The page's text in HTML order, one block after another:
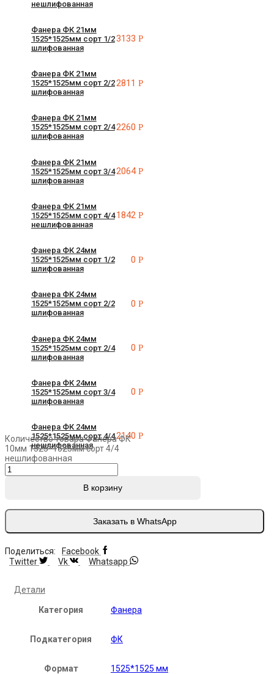
нешлифованная
Фанера ФК 21мм
1525*1525мм сорт 1/2
шлифованная
3133Р
Фанера ФК 21мм
1525*1525мм сорт 2/2
шлифованная
2811Р
Фанера ФК 21мм
1525*1525мм сорт 2/4
шлифованная
2260Р
Фанера ФК 21мм
1525*1525мм сорт 3/4
шлифованная
2064Р
Фанера ФК 21мм
1525*1525мм сорт 4/4
нешлифованная
1842Р
Фанера ФК 24мм
1525*1525мм сорт 1/2
шлифованная
0Р
Фанера ФК 24мм
1525*1525мм сорт 2/2
шлифованная
0Р
Фанера ФК 24мм
1525*1525мм сорт 2/4
шлифованная
0Р
Фанера ФК 24мм
1525*1525мм сорт 3/4
шлифованная
0Р
Фанера ФК 24мм
1525*1525мм сорт 4/4
нешлифованная
2140Р
Количество товара Фанера ФК
10мм 1525*1525мм сорт 4/4
нешлифованная
В корзину
Заказать в WhatsApp
Поделиться:
Facebook
Twitter
Vk Whatsapp
Детали
Категория Фанера
Подкатегория ФК
Формат 1525*1525 мм